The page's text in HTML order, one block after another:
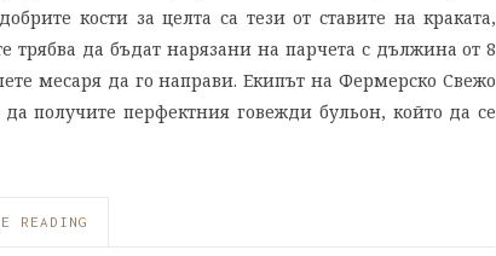
кости за целта са тези от ставите на краката,
да бъдат нарязани на парчета с дължина от 8
месаря да го направи. Екипът на Фермерско Свежо
получите перфектния говежди бульон, който да се
READING